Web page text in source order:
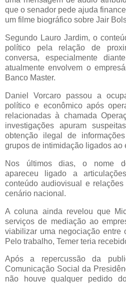
que o senador pede ajuda
um filme biográfico sobre Jair
Segundo Lauro Jardim, o
político pela relação de
conversa, especialmente
atualmente envolvem o
Banco Master.
Daniel Vorcaro passou a
político e econômico após
relacionadas à chamada
investigações apuram
obtenção ilegal de
grupos de intimidação ligados ao
Nos últimos dias, o nome
apareceu ligado a
conteúdo audiovisual e
cenário nacional.
A coluna ainda revelou que
serviços de mediação ao
viabilizar uma negociação entre
Pelo trabalho, Temer teria
Após a repercussão da
Comunicação Social da
não houve qualquer pedido